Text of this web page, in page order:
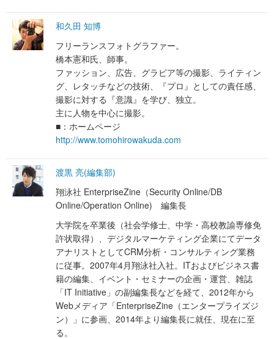
和久田 知博
フリーランスフォトグラファー。
橋本憲和氏、師事。
ファッション、広告、グラビア等の撮影、ライティン
グ、レタッチなどの技術、『プロ』としての責任感、
撮影に対する『意識』を学び、独立。
主に人物を中心に撮影。
■：ホームページ
http://www.tomohirowakuda.com
渡黒 亮(編集部)
翔泳社 EnterpriseZine（Security Online/DB
Online/Operation Online) 編集長
大学院を卒業後（社会学修士、中学・高校教諭専修免
許状取得）、デジタルマーケティング企業にてデータ
アナリストとしてCRM分析・コンサルティング業務
に従事。2007年4月翔泳社入社。ITおよびビジネス書
籍の編集、イベント・セミナーの企画・運営、雑誌
「IT Initiative」の副編集長などを経て、2012年から
Webメディア「EnterpriseZine（エンタープライズジ
ン）」に参画、2014年より編集長に就任、現在に至
る。